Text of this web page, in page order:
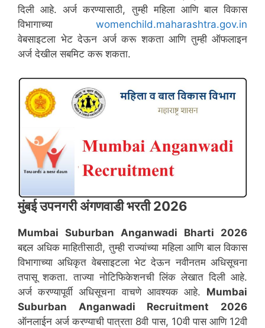
दिली आहे. अर्ज करण्यासाठी, तुम्ही महिला आणि बाल विकास
विभागाच्या womenchild.maharashtra.gov.in
वेबसाइटला भेट देऊन अर्ज करू शकता आणि तुम्ही ऑफलाइन
अर्ज देखील सबमिट करू शकता.
मुंबई उपनगरीअंगणवाडी भरती 2026
Mumbai Suburban
Anganwadi Bharti 2026
बद्दल अधिक माहितीसाठी, तुम्ही राज्यांच्या महिला आणि बाल विकास
विभागाच्या अधिकृत वेबसाइटला भेट देऊन नवीनतम अधिसूचना
तपासू शकता. ताज्या नोटिफिकेशनची लिंक लेखात दिली आहे.
अर्ज करण्यापूर्वी अधिसूचना वाचणे आवश्यक आहे. Mumbai
Suburban
Anganwadi Recruitment 2026
ऑनलाईन अर्ज करण्याची पात्रता 8वी पास, 10वी पास आणि 12वी